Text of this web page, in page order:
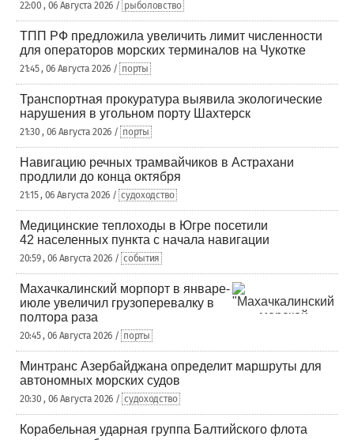
22:00 , 06 Августа 2026 / рыболовство
ТПП РФ предложила увеличить лимит численности
для операторов морских терминалов на Чукотке
21:45 , 06 Августа 2026 / порты
Транспортная прокуратура выявила экологические
нарушения в угольном порту Шахтерск
21:30 , 06 Августа 2026 / порты
Навигацию речных трамвайчиков в Астрахани
продлили до конца октября
21:15 , 06 Августа 2026 / судоходство
Медицинские теплоходы в Югре посетили
42 населенных пункта с начала навигации
20:59 , 06 Августа 2026 / события
Махачкалинский морпорт в январе-
июле увеличил грузоперевалку в
полтора раза
20:45 , 06 Августа 2026 / порты
Минтранс Азербайджана определит маршруты для
автономных морских судов
20:30 , 06 Августа 2026 / судоходство
Корабельная ударная группа Балтийского флота